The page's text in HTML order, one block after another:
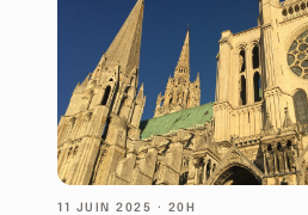
11 JUIN 2025 · 20H